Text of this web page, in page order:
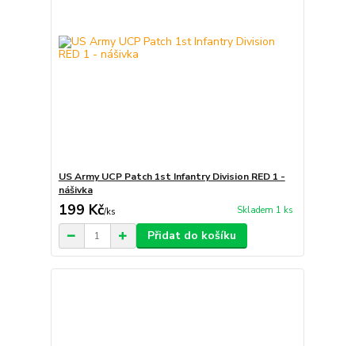
US Army UCP Patch 1st Infantry Division RED 1 -
nášivka
199 Kč/ks Skladem 1 ks
Přidat do košíku